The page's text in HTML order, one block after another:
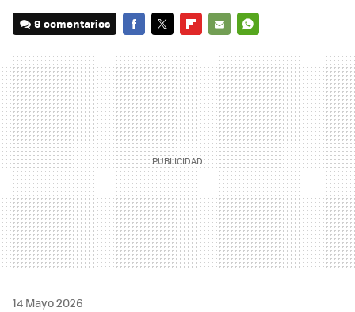
9 comentarios
MAIL
14 Mayo 2026